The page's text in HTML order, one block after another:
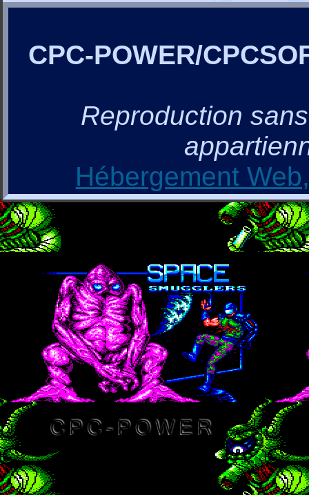
CPC-POWER/
Reproduction
Hébergement